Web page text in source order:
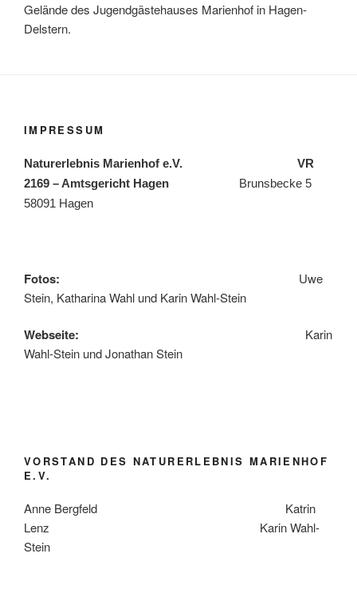
Gelände des Jugendgästehauses Marienhof in Hagen-
Delstern.
IMPRESSUM
Naturerlebnis Marienhof e.V. VR
2169 – Amtsgericht Hagen
Brunsbecke 5
58091 Hagen
Fotos: Uwe
Stein, Katharina Wahl und Karin Wahl-Stein
Webseite: Karin
Wahl-Stein und Jonathan Stein
VORSTAND DES NATURERLEBNIS MARIENHOF
E.V.
Anne Bergfeld Katrin
Lenz Karin Wahl-
Stein